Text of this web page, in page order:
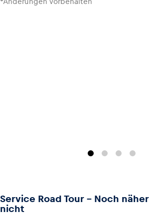
Service Road Tour – Noch
nicht